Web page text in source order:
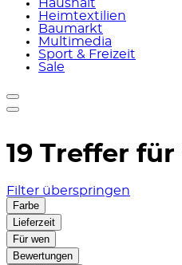
Haushalt
Heimtextilien
Baumarkt
Multimedia
Sport & Freizeit
Sale
19 Treffer für
Filter überspringen
Farbe
Lieferzeit
Für wen
Bewertungen